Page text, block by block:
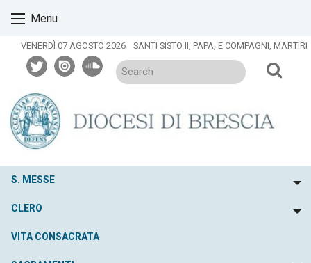
content
Menu
VENERDÌ 07 AGOSTO 2026 SANTI SISTO II, PAPA, E COMPAGNI, MARTIRI
twitterissuusoundcloud
S. MESSE
CLERO
VITA CONSACRATA